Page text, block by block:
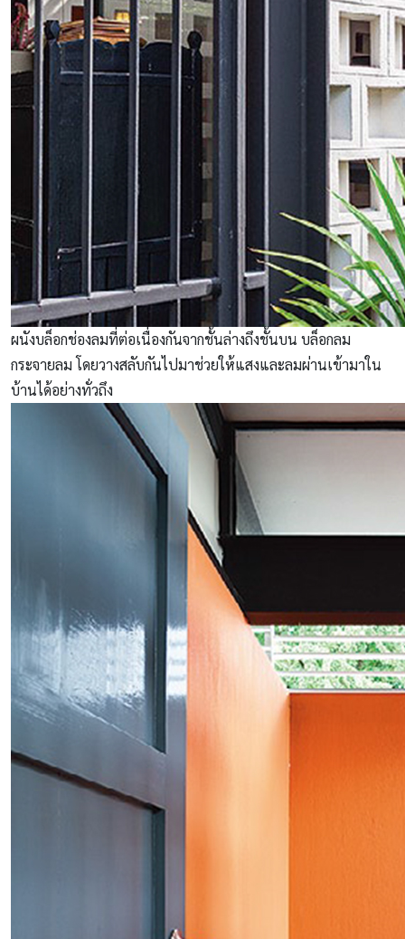
ผนังบล็อกช่องลมที่ต่อเนื่องกันจากชั้นล่างถึงชั้นบน บล็อกลม
กระจายลม โดยวางสลับกันไปมาช่วยให้แสงและลมผ่านเข้ามาใน
บ้านได้อย่างทั่วถึง